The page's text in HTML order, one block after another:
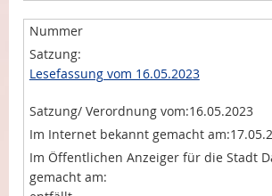
Lesefassung vom 16.05.2023
16.05.2023